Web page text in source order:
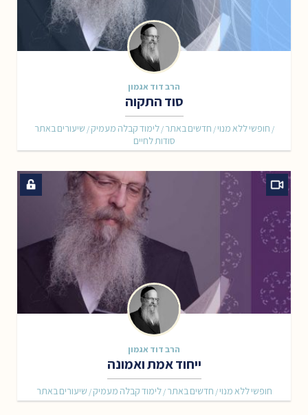
הרב דוד אגמון
סוד התקוה
שיעורים באתר / לימוד קבלה מעמיק / חדשים באתר /חופשי ללא מנוי /
סודות לחיים
הרב דוד אגמון
ייחוד אמת ואמונה
שיעורים באתר / לימוד קבלה מעמיק / חדשים באתר /חופשי ללא מנוי